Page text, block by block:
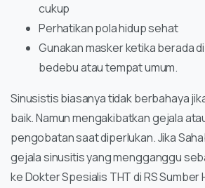
cukup
Perhatikan pola hidup sehat
Gunakan masker ketika berada
bedebu atau tempat umum.
Sinusistis biasanya tidak berbahaya
baik. Namun mengakibatkan gejala
pengobatan saat diperlukan. Jika
gejala sinusitis yang mengganggu
ke Dokter Spesialis THT di RS Sumber